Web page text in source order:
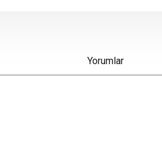
Yorumlar